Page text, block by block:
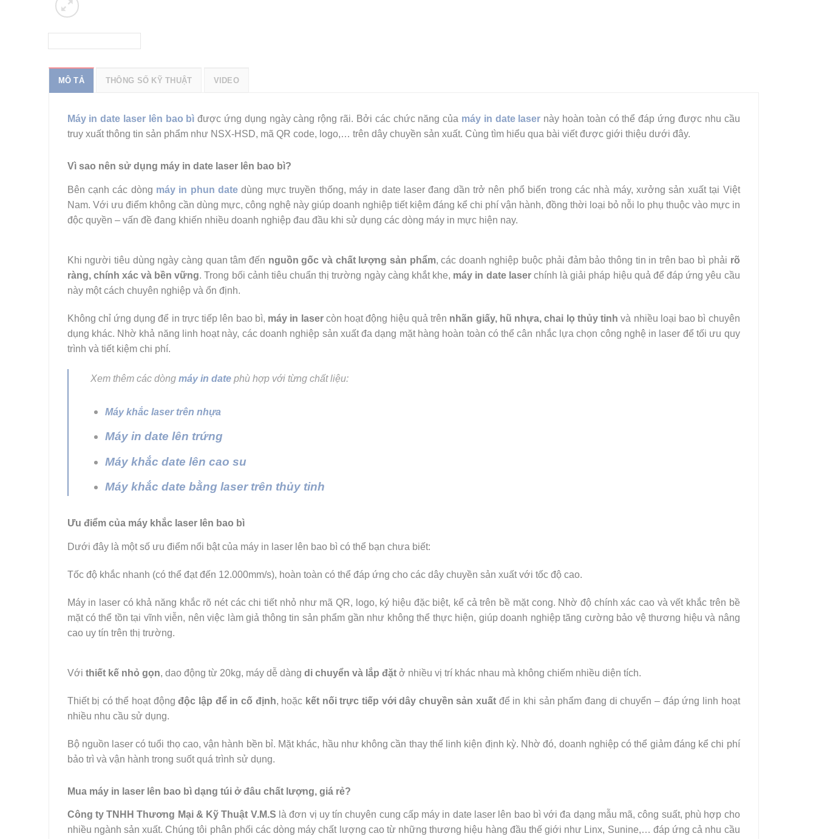
MÔ TẢ THÔNG SỐ KỸ THUẬT VIDEO
Máy in date laser lên bao bì được ứng dụng ngày càng rộng rãi. Bởi các chức năng của máy in date laser này hoàn toàn có thể đáp ứng được nhu cầu
truy xuất thông tin sản phẩm như NSX-HSD, mã QR code, logo,… trên dây chuyền sản xuất. Cùng tìm hiểu qua bài viết được giới thiệu dưới đây.
Vì sao nên sử dụng máy in date laser lên bao bì?
Bên cạnh các dòng máy in phun date dùng mực truyền thống, máy in date laser đang dần trở nên phổ biến trong các nhà máy, xưởng sản xuất tại Việt
Nam. Với ưu điểm không cần dùng mực, công nghệ này giúp doanh nghiệp tiết kiệm đáng kể chi phí vận hành, đồng thời loại bỏ nỗi lo phụ thuộc vào mực in
độc quyền – vấn đề đang khiến nhiều doanh nghiệp đau đầu khi sử dụng các dòng máy in mực hiện nay.
Khi người tiêu dùng ngày càng quan tâm đến nguồn gốc và chất lượng sản phẩm, các doanh nghiệp buộc phải đảm bảo thông tin in trên bao bì phải rõ
ràng, chính xác và bền vững. Trong bối cảnh tiêu chuẩn thị trường ngày càng khắt khe, máy in date laserchính là giải pháp hiệu quả để đáp ứng yêu cầu
này một cách chuyên nghiệp và ổn định.
Không chỉ ứng dụng để in trực tiếp lên bao bì, máy in lasercòn hoạt động hiệu quả trên nhãn giấy, hũ nhựa, chai lọ thủy tinh và nhiều loại bao bì chuyên
dụng khác. Nhờ khả năng linh hoạt này, các doanh nghiệp sản xuất đa dạng mặt hàng hoàn toàn có thể cân nhắc lựa chọn công nghệ in laser để tối ưu quy
trình và tiết kiệm chi phí.
Xem thêm các dòng máy in datephù hợp với từng chất liệu:
Máy khắc laser trên nhựa
Máy in date lên trứng
Máy khắc date lên cao su
Máy khắc date bằng laser trên thủy tinh
Ưu điểm của máy khắc laser lên bao bì
Dưới đây là một số ưu điểm nổi bật của máy in laser lên bao bì có thể bạn chưa biết:
Tốc độ khắc nhanh (có thể đạt đến 12.000mm/s), hoàn toàn có thể đáp ứng cho các dây chuyền sản xuất với tốc độ cao.
Máy in laser có khả năng khắc rõ nét các chi tiết nhỏ như mã QR, logo, ký hiệu đặc biệt, kể cả trên bề mặt cong. Nhờ độ chính xác cao và vết khắc trên bề
mặt có thể tồn tại vĩnh viễn, nên việc làm giả thông tin sản phẩm gần như không thể thực hiện, giúp doanh nghiệp tăng cường bảo vệ thương hiệu và nâng
cao uy tín trên thị trường.
Với thiết kế nhỏ gọn, dao động từ 20kg, máy dễ dàng di chuyển và lắp đặtở nhiều vị trí khác nhau mà không chiếm nhiều diện tích.
Thiết bị có thể hoạt độngđộc lập để in cố định, hoặc kết nối trực tiếp với dây chuyền sản xuất để in khi sản phẩm đang di chuyển – đáp ứng linh hoạt
nhiều nhu cầu sử dụng.
Bộ nguồn laser có tuổi thọ cao, vận hành bền bỉ. Mặt khác, hầu như không cần thay thế linh kiện định kỳ. Nhờ đó, doanh nghiệp có thể giảm đáng kể chi phí
bảo trì và vận hành trong suốt quá trình sử dụng.
Mua máy in laser lên bao bì dạng túi ở đâu chất lượng, giá rẻ?
Công ty TNHH Thương Mại & Kỹ Thuật V.M.S là đơn vị uy tín chuyên cung cấp máy in date laser lên bao bì với đa dạng mẫu mã, công suất, phù hợp cho
nhiều ngành sản xuất. Chúng tôi phân phối các dòng máy chất lượng cao từ những thương hiệu hàng đầu thế giới như Linx, Sunine,… đáp ứng cả nhu cầu